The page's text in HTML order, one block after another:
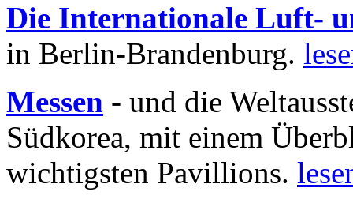
Die Internationale Luft-
in Berlin-Brandenburg.
Messen - und die
Südkorea, mit einem
wichtigsten Pavillions.